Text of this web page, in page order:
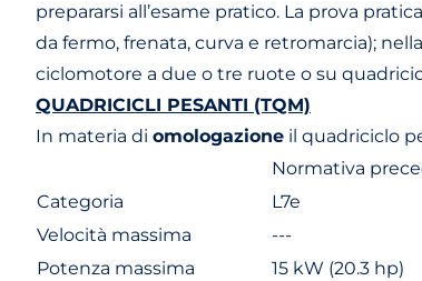
prepararsi all’esame pratico. La prova
da fermo, frenata, curva e retromarcia);
ciclomotore a due o tre ruote o su
QUADRICICLI PESANTI (TQM)
In materia di omologazione il quadriciclo
Normativa
Categoria
L7e
Velocità massima
---
Potenza massima
15 kW (20.3 hp)